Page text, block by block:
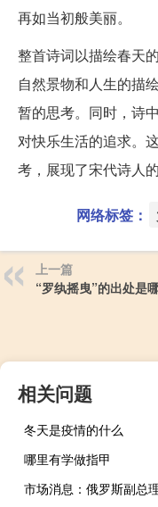
再如当初般美丽。
整首诗词以描绘春天
自然景物和人生的描
暂的思考。同时，诗
对快乐生活的追求。
考，展现了宋代诗人
网络标签：
上一篇
“罗纨摇曳”的出处是
相关问题
冬天是疫情的什么
哪里有学做指甲